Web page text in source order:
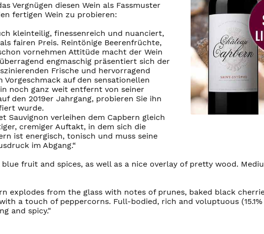
Vergnügen diesen Wein als Fassmuster
fertigen Wein zu probieren:
kleinteilig, finessenreich und nuanciert,
fairen Preis. Reintönige Beerenfrüchte,
vornehmen Attitüde macht der Wein
engmaschig präsentiert sich der
Frische und hervorragend
auf den sensationellen
noch ganz weit entfernt von seiner
den 2019er Jahrgang, probieren Sie ihn
wurde.
Sauvignon verleihen dem Capbern gleich
cremiger Auftakt, in dem sich die
ist energisch, tonisch und muss seine
im Abgang.“
fruit and spices, as well as a nice overlay of pretty wood.
explodes from the glass with notes of prunes, baked black
a touch of peppercorns. Full-bodied, rich and voluptuous
and spicy."